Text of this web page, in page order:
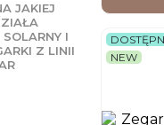
JAKIEJ
I
Z LINII
NEW